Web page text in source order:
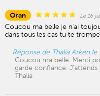
Oran Le 16
Coucou ma belle je n'ai
dans tous les cas tu te
Réponse de Thalia Arken
Coucou ma belle. Merci
garde confiance.
Thalia